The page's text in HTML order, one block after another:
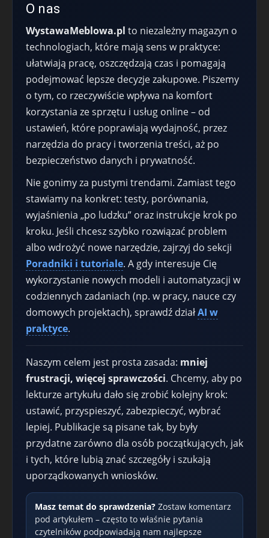
O nas
WystawaMeblowa.pl to niezależny magazyn o
technologiach, które mają sens w praktyce:
ułatwiają pracę, oszczędzają czas i pomagają
podejmować lepsze decyzje zakupowe. Piszemy
o tym, co rzeczywiście wpływa na komfort
korzystania ze sprzętu i usług online – od
ustawień, które poprawiają wydajność, przez
narzędzia do pracy i tworzenia treści, aż po
bezpieczeństwo danych i prywatność.
Nie gonimy za pustymi trendami. Zamiast tego
stawiamy na konkret: testy, porównania,
wyjaśnienia „po ludzku” oraz instrukcje krok po
kroku. Jeśli chcesz szybko rozwiązać problem
albo wdrożyć nowe narzędzie, zajrzyj do sekcji
Poradniki i tutoriale. A gdy interesuje Cię
wykorzystanie nowych modeli i automatyzacji w
codziennych zadaniach (np. w pracy, nauce czy
domowych projektach), sprawdź działAI w
praktyce.
Naszym celem jest prosta zasada: mniej
frustracji, więcej sprawczości. Chcemy, aby po
lekturze artykułu dało się zrobić kolejny krok:
ustawić, przyspieszyć, zabezpieczyć, wybrać
lepiej. Publikacje są pisane tak, by były
przydatne zarówno dla osób początkujących, jak
i tych, które lubią znać szczegóły i szukają
uporządkowanych wniosków.
Masz temat do sprawdzenia? Zostaw komentarz
pod artykułem – często to właśnie pytania
czytelników podpowiadają nam najlepsze